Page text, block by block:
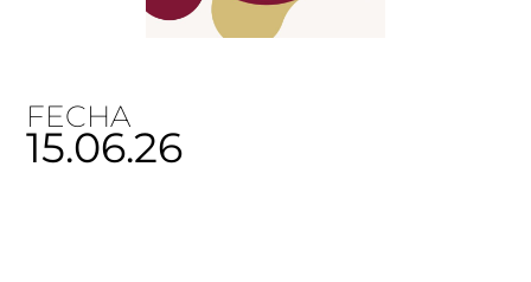
FECHA
15.06.26